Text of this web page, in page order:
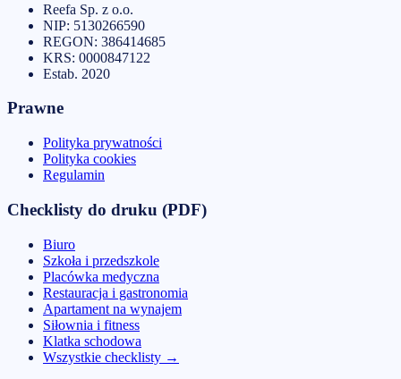
Reefa Sp. z o.o.
NIP: 5130266590
REGON: 386414685
KRS: 0000847122
Estab. 2020
Prawne
Polityka prywatności
Polityka cookies
Regulamin
Checklisty do druku (PDF)
Biuro
Szkoła i przedszkole
Placówka medyczna
Restauracja i gastronomia
Apartament na wynajem
Siłownia i fitness
Klatka schodowa
Wszystkie checklisty →